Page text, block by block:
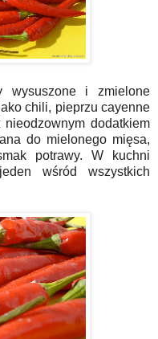
wysuszone i zmielone
chili, pieprzu cayenne
dodatkiem
do mielonego mięsa,
potrawy. W kuchni
wśród wszystkich